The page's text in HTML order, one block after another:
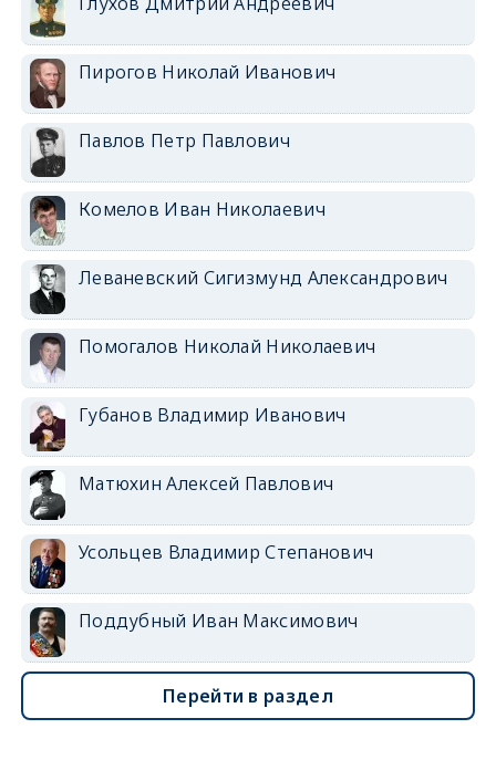
Пирогов Николай Иванович
Павлов Петр Павлович
Комелов Иван Николаевич
Леваневский Сигизмунд Александрович
Помогалов Николай Николаевич
Губанов Владимир Иванович
Матюхин Алексей Павлович
Усольцев Владимир Степанович
Поддубный Иван Максимович
Перейти в раздел